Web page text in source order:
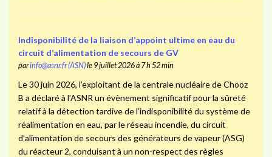
Indisponibilité de la liaison d’appoint ultime en eau du
circuit d’alimentation de secours de GV
parinfo@asnr.fr (ASN)le 9 juillet 2026 à 7 h 52 min
Le 30 juin 2026, l’exploitant de la centrale nucléaire de Chooz
B a déclaré à l’ASNR un évènement significatif pour la sûreté
relatif à la détection tardive de l’indisponibilité du système de
réalimentation en eau, par le réseau incendie, du circuit
d’alimentation de secours des générateurs de vapeur (ASG)
du réacteur 2, conduisant à un non-respect des règles